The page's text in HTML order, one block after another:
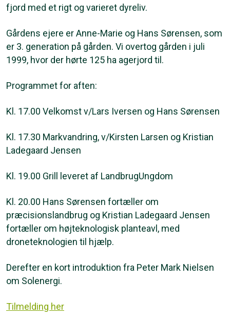
fjord med et rigt og varieret dyreliv.
Gårdens ejere er Anne-Marie og Hans Sørensen, som
er 3. generation på gården. Vi overtog gården i juli
1999, hvor der hørte 125 ha agerjord til.
Programmet for aften:
Kl. 17.00 Velkomst v/Lars Iversen og Hans Sørensen
Kl. 17.30 Markvandring, v/Kirsten Larsen og Kristian
Ladegaard Jensen
Kl. 19.00 Grill leveret af LandbrugUngdom
Kl. 20.00 Hans Sørensen fortæller om
præcisionslandbrug og Kristian Ladegaard Jensen
fortæller om højteknologisk planteavl, med
droneteknologien til hjælp.
Derefter en kort introduktion fra Peter Mark Nielsen
om Solenergi.
Tilmelding her